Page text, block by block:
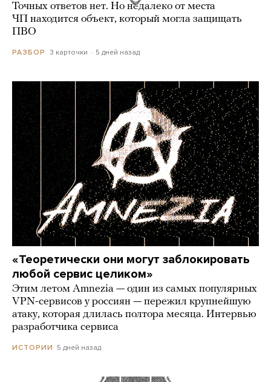
Точных ответов нет. Но недалеко от места
ЧП находится объект, который могла защищать
ПВО
РАЗБОР 3 карточки 5 дней назад
«Теоретически они могут заблокировать
любой сервис целиком»
Этим летом Amnezia — один из самых популярных
VPN-сервисов у россиян — пережил крупнейшую
атаку, которая длилась полтора месяца. Интервью
разработчика сервиса
ИСТОРИИ 5 дней назад